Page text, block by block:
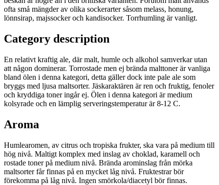
ofta små mängder av olika sockerarter såsom melass, honung,
lönnsirap, majssocker och kandisocker. Torrhumling är vanligt.
Category description
En relativt kraftig ale, där malt, humle och alkohol samverkar utan
att någon dominerar. Torrostade men ej brända malttoner är vanliga
bland ölen i denna kategori, detta gäller dock inte pale ale som
bryggs med ljusa maltsorter. Jäskaraktären är ren och fruktig, fenoler
och kryddiga toner ingår ej. Ölen i denna kategori är medium
kolsyrade och en lämplig serveringstemperatur är 8-12 C.
Aroma
Humlearomen, av citrus och tropiska frukter, ska vara på medium till
hög nivå. Maltigt komplex med inslag av choklad, karamell och
rostade toner på medium nivå. Brända arominslag från mörka
maltsorter får finnas på en mycket låg nivå. Fruktestrar bör
förekomma på låg nivå. Ingen smörkola/diacetyl bör finnas.